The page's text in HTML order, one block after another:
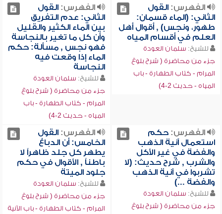
الفهرس:القول
الثاني: (الماء قسمان:
طهور، ونجس) , أقوال أهل
العلم في أقسام المياه
للشيخ: سلمان العودة
جزء من محاضرة ( شرح بلوغ
المرام - كتاب الطهارة - باب
المياه - حديث 2-4)
الفهرس:القول
الثاني: عدم التفريق
بين الماء الكثير والقليل
وأن كل ما تغير بالنجاسة
فهو نجس , مسألة: حكم
الماء إذا وقعت فيه
النجاسة
للشيخ: سلمان العودة
جزء من محاضرة ( شرح بلوغ
المرام - كتاب الطهارة - باب
المياه - حديث 2-4)
الفهرس:حكم
استعمال آنية الذهب
والفضة في غير الأكل
والشرب , شرح حديث: (لا
تشربوا في آنية الذهب
والفضة ...)
للشيخ: سلمان العودة
جزء من محاضرة ( شرح بلوغ
الفهرس:القول
الخامس: أن الدباغ
يطهر كل جلد ظاهراً لا
باطناً , الأقوال في حكم
جلود الميتة
للشيخ: سلمان العودة
جزء من محاضرة ( شرح بلوغ
المرام - كتاب الطهارة - باب الآنية